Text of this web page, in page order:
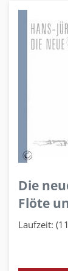
Die
Flöte
Laufzeit: